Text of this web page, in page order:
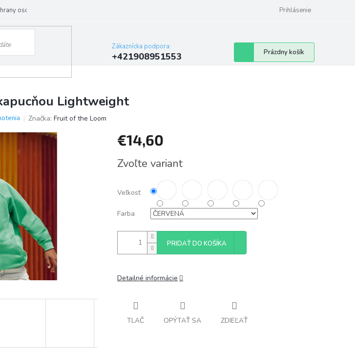
osobných údajov Prihlásenie
Zákaznícka podpora:
+421908951553
Nákupný
košík
Prázdny košík
Lightweight
Značka: Fruit of the Loom
€14,60
cena:
Zvoľte variant
Veľkosť
Farba
PRIDAŤ DO KOŠÍKA
Detailné informácie
TLAČ OPÝTAŤ SA ZDIEĽAŤ